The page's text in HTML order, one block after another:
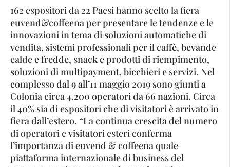
162 espositori da 22 Paesi hanno scelto la fiera
euvend&coffeena per presentare le tendenze e le
innovazioni in tema di soluzioni automatiche di
vendita, sistemi professionali per il caffè, bevande
calde e fredde, snack e prodotti di riempimento,
soluzioni di multipayment, bicchieri e servizi. Nel
complesso dal 9 all’11 maggio 2019 sono giunti a
Colonia circa 4.200 operatori da 66 nazioni. Circa
il 40% sia di espositori che di visitatori è arrivato in
fiera dall’estero. “La continua crescita del numero
di operatori e visitatori esteri conferma
l’importanza di euvend & coffeena quale
piattaforma internazionale di business del